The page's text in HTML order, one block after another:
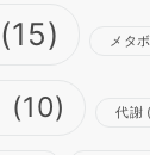
(15) メタ
(10) 代謝